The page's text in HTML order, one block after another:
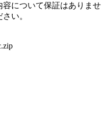
について保証はありませ
い。